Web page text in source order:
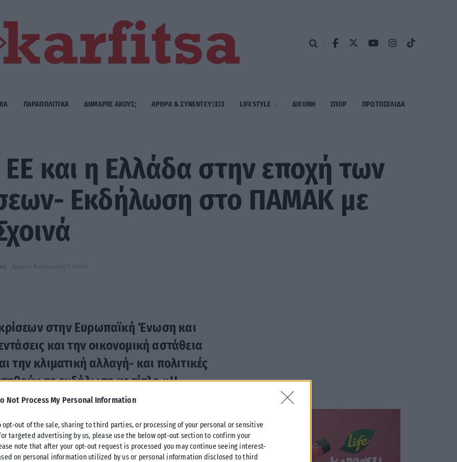
Not Process My Personal Information
opt-out of the sale, sharing to third parties, or processing of your personal or sensitive
targeted advertising by us, please use the below opt-out section to confirm your
note that after your opt-out request is processed you may continue seeing interest-
on personal information utilized by us or personal information disclosed to third
ΠΑΡΑΠΟΛΙΤΙΚΑ ΔΗΜΑΡΧE ΑΚΟΥΣ; ΑΡΘΡΑ & ΣΥΝΕΝΤΕΥΞΕΙΣ LIFESTYLE ΔΙΕΘΝΗ ΣΠΟΡ ΠΡΩΤΟΣΈΛΙΔΑ
και η Ελλάδα στην εποχή των
Εκδήλωση στο ΠΑΜΑΚ με
Χρόνος Ανάγνωσης: 1 λεπτό
στην Ευρωπαϊκή Ένωση και
και την οικονομική αστάθεια
την κλιματική αλλαγή- και πολιτικές
σε εκδήλωση με τίτλο «Η
Εποχή των Πολυκρίσεων», που
και Ευρωπαϊκών Σπουδών του
ομιλητή τον αντιπρόεδρο της